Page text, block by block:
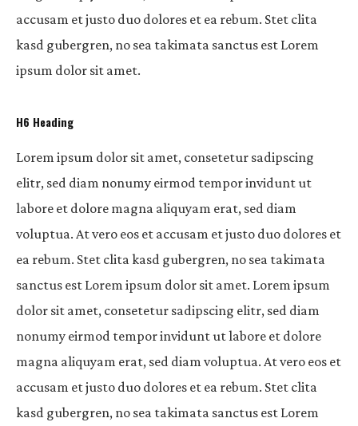
accusam et justo duo dolores et ea rebum. Stet clita
kasd gubergren, no sea takimata sanctus est Lorem
ipsum dolor sit amet.
H6 Heading
Lorem ipsum dolor sit amet, consetetur sadipscing
elitr, sed diam nonumy eirmod tempor invidunt ut
labore et dolore magna aliquyam erat, sed diam
voluptua. At vero eos et accusam et justo duo dolores et
ea rebum. Stet clita kasd gubergren, no sea takimata
sanctus est Lorem ipsum dolor sit amet. Lorem ipsum
dolor sit amet, consetetur sadipscing elitr, sed diam
nonumy eirmod tempor invidunt ut labore et dolore
magna aliquyam erat, sed diam voluptua. At vero eos et
accusam et justo duo dolores et ea rebum. Stet clita
kasd gubergren, no sea takimata sanctus est Lorem